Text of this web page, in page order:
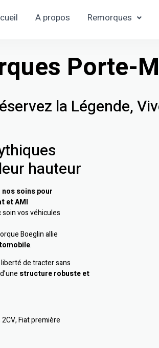
A propos Remorques
Porte-
la Légende,
hauteur
soins pour
et AMI
vos véhicules
Boeglin allie
.
de tracter sans
structure robuste et
Fiat première